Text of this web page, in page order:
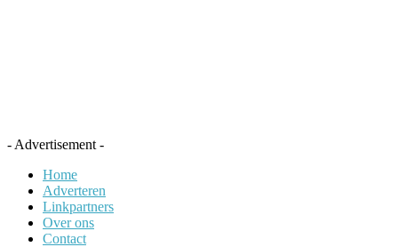
- Advertisement -
Home
Adverteren
Linkpartners
Over ons
Contact